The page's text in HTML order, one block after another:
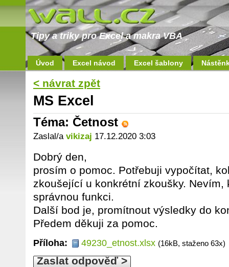
Tipy a triky pro Excel a makra VBA
Úvod Excel návod Excel šablony
< návrat zpět
MS Excel
Téma: Četnost
Zaslal/a vikizaj 17.12.2020 3:03
Dobrý den,
prosím o pomoc. Potřebuji vypočítat,
zkoušející u konkrétní zkoušky. Nevím,
správnou funkci.
Další bod je, promítnout výsledky do
Předem děkuji za pomoc.
Příloha: 49230_etnost.xlsx (16kB, staženo 63x)
Zaslat odpověď >